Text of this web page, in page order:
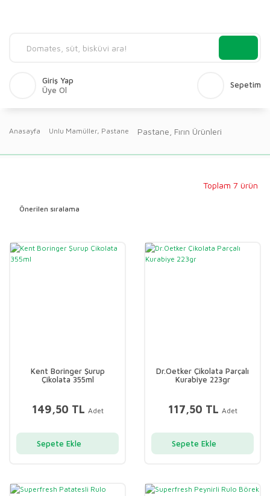
Giriş Yap
Üye Ol
Sepetim
Anasayfa Unlu Mamüller, Pastane Pastane, Fırın Ürünleri
Toplam 7 ürün
Kent Boringer Şurup
Çikolata 355ml
149,50 TL Adet
Sepete Ekle
Dr.Oetker Çikolata Parçalı
Kurabiye 223gr
117,50 TL Adet
Sepete Ekle